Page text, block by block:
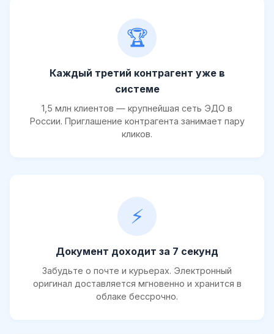
🏆
Каждый третий контрагент уже в
системе
1,5 млн клиентов — крупнейшая сеть ЭДО в
России. Приглашение контрагента занимает пару
кликов.
⚡
Документ доходит за 7 секунд
Забудьте о почте и курьерах. Электронный
оригинал доставляется мгновенно и хранится в
облаке бессрочно.